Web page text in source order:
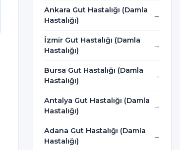
Ankara Gut Hastalığı (Damla
Hastalığı)
İzmir Gut Hastalığı (Damla
Hastalığı)
Bursa Gut Hastalığı (Damla
Hastalığı)
Antalya Gut Hastalığı (Damla
Hastalığı)
Adana Gut Hastalığı (Damla
Hastalığı)